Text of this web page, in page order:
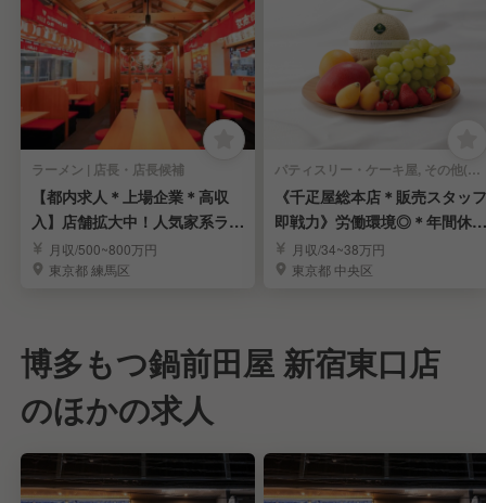
ラーメン | 店長・店長候補
【都内求人＊上場企業＊高収
入】店舗拡大中！人気家系ラー
メン「町田商店」
月収/500~800万円
東京都 練馬区
パティスリー・ケーキ屋, その他(料理ジャンル) | 店長・店長候補
《千疋屋総本店＊販売スタッフ
即戦力》労働環境◎＊年間休1
15日＊賞与年3回
月収/34~38万円
東京都 中央区
博多もつ鍋前田屋 新宿東口店
のほかの求人